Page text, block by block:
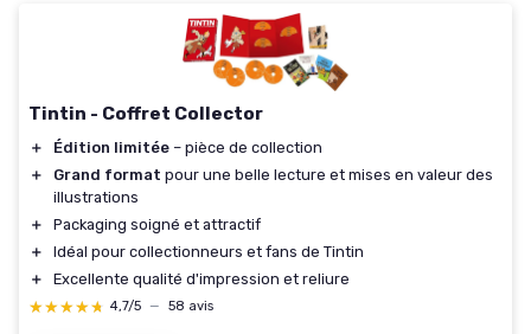
Tintin - Coffret Collector
＋ Édition limitée – pièce de collection
＋
Grand format pour une belle lecture et mises en valeur des
illustrations
＋
Packaging soigné et attractif
＋
Idéal pour collectionneurs et fans de Tintin
＋
Excellente qualité d'impression et reliure
★★★★★
★★★★★ 4,7/5 — 58 avis